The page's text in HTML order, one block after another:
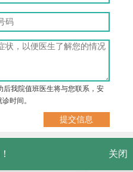
后我院值班医生将与您联系，安
时间。
市硚口区解放大道479号
电话：
关闭